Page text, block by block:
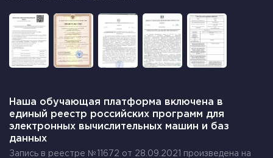
Наша обучающая платформа включена в
единый реестр российских программ для
электронных вычислительных машин и баз
данных
Запись в реестре №11672 от 28.09.2021 произведена на